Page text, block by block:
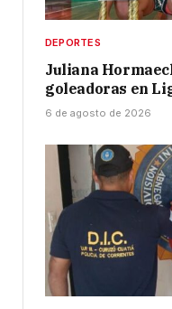
DEPORTES
Juliana
goleadoras en
6 de agosto de 2026